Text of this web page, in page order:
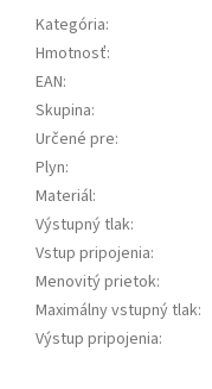
Kategória:
Hmotnosť:
EAN:
Skupina:
Určené pre:
Plyn:
Materiál:
Výstupný tlak:
Vstup pripojenia:
Menovitý prietok:
Maximálny vstupný tlak:
Výstup pripojenia: